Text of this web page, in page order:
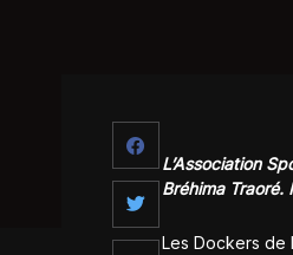
L’Association
Bréhima Traoré.
Les Dockers de